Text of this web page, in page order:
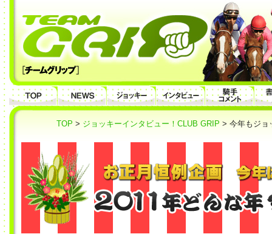
TOP > ジョッキーインタビュー！CLUB GRIP > 今年もジョ